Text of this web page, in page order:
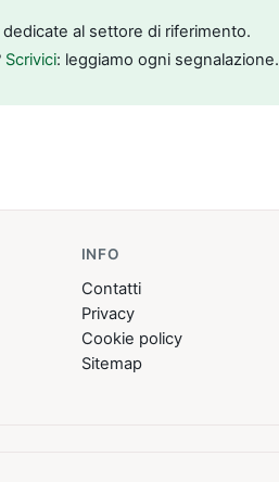
al settore di riferimento.
Scrivici: leggiamo ogni segnalazione.
INFO
Contatti
Privacy
Cookie policy
Sitemap